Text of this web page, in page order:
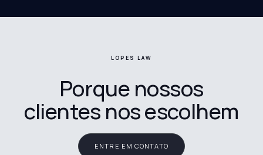
LOPES LAW
Porque nossos
clientes nos escolhem
ENTRE EM CONTATO